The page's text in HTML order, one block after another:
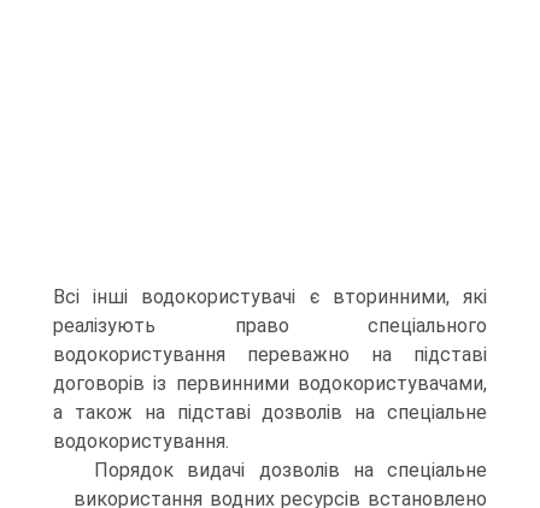
Всі інші водокористувачі є вто­ринними, які
реалізують право спеціального
водокористування пере­важно на підставі
договорів із первинними водокористувачами,
а та­кож на підставі дозволів на спеціальне
водокористування.
Порядок видачі дозволів на спеціальне
використання водних ре­сурсів встановлено